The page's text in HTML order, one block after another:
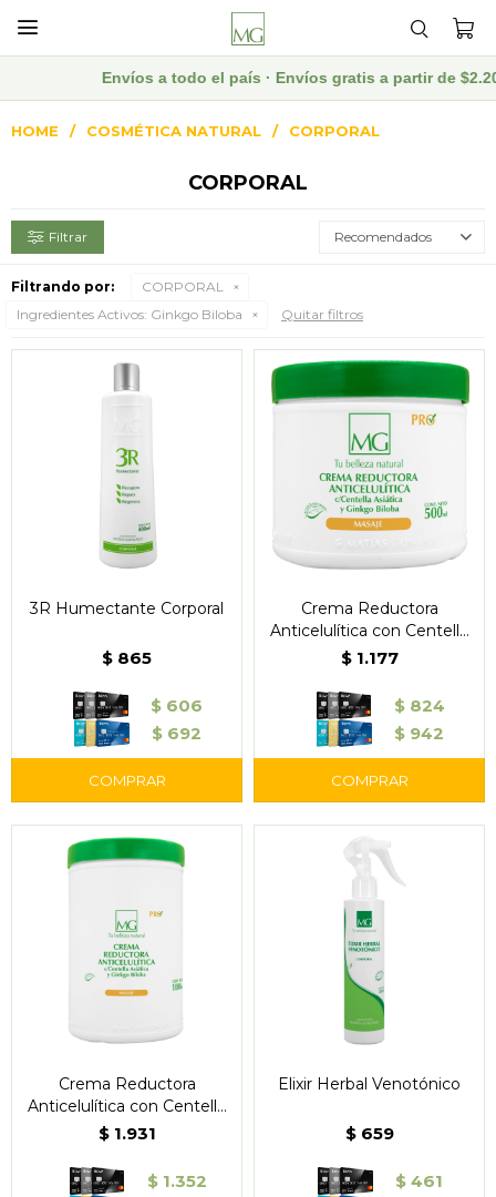

Envíos a todo el país · Envíos gratis a partir de
HOME COSMÉTICA NATURAL CORPORAL
CORPORAL
Recomendados
Filtrando por:
CORPORAL
Ingredientes Activos: Ginkgo Biloba Quitar filtros
3R Humectante Corporal
$ 865
$ 606
$ 692
Crema Reductora
Anticelulítica con Centella
Asiática y Ginkgo Biloba
$ 1.177
$ 824
$ 942
Crema Reductora
Anticelulítica con Centella
Asiática y Ginkgo Biloba
$ 1.931
$ 1.352
Elixir Herbal Venotónico
$ 659
$ 461